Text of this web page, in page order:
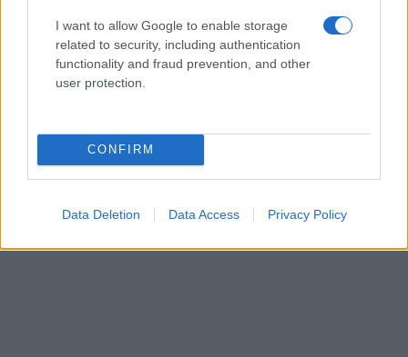
I want to allow Google to enable storage
related to security, including authentication
functionality and fraud prevention, and other
user protection.
CONFIRM
Data Deletion Data Access Privacy Policy